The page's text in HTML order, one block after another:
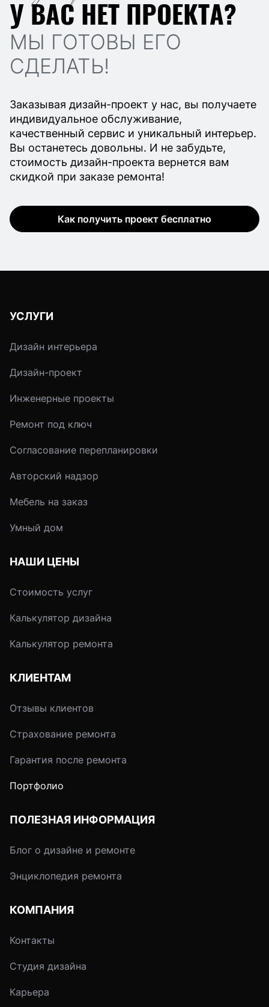
У ВАС НЕТ ПРОЕКТА?
МЫ ГОТОВЫ ЕГО
СДЕЛАТЬ!
Заказывая дизайн-проект у нас, вы получаете
индивидуальное обслуживание,
качественный сервис и уникальный интерьер.
Вы останетесь довольны. И не забудьте,
стоимость дизайн-проекта вернется вам
скидкой при заказе ремонта!
Как получить проект бесплатно
УСЛУГИ
Дизайн интерьера
Дизайн-проект
Инженерные проекты
Ремонт под ключ
Согласование перепланировки
Авторский надзор
Мебель на заказ
Умный дом
НАШИ ЦЕНЫ
Стоимость услуг
Калькулятор дизайна
Калькулятор ремонта
КЛИЕНТАМ
Отзывы клиентов
Страхование ремонта
Гарантия после ремонта
Портфолио
ПОЛЕЗНАЯ ИНФОРМАЦИЯ
Блог о дизайне и ремонте
Энциклопедия ремонта
КОМПАНИЯ
Контакты
Студия дизайна
Карьера